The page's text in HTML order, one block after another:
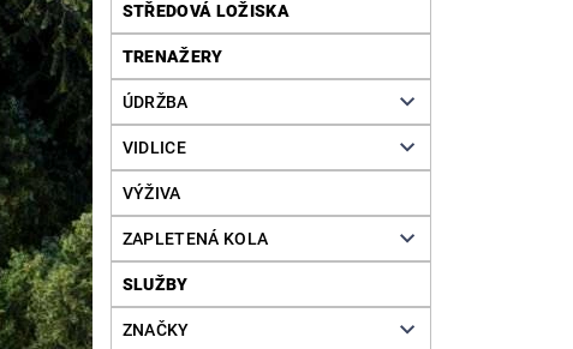
STŘEDOVÁ LOŽISKA
TRENAŽERY
ÚDRŽBA
VIDLICE
VÝŽIVA
ZAPLETENÁ KOLA
SLUŽBY
ZNAČKY